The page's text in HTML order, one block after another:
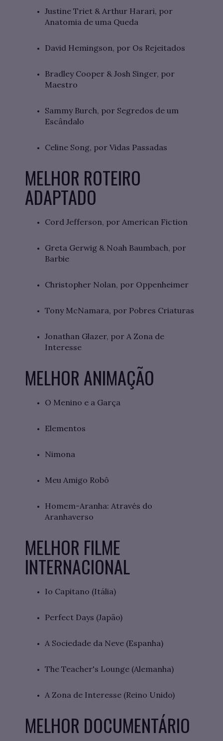
Justine Triet & Arthur Harari, por
Anatomia de uma Queda
David Hemingson, por Os Rejeitados
Bradley Cooper & Josh Singer, por
Maestro
Sammy Burch, por Segredos de um
Escândalo
Celine Song, por Vidas Passadas
MELHOR ROTEIRO
ADAPTADO
Cord Jefferson, por American Fiction
Greta Gerwig & Noah Baumbach, por
Barbie
Christopher Nolan, por Oppenheimer
Tony McNamara, por Pobres Criaturas
Jonathan Glazer, por A Zona de
Interesse
MELHOR ANIMAÇÃO
O Menino e a Garça
Elementos
Nimona
Meu Amigo Robô
Homem-Aranha: Através do
Aranhaverso
MELHOR FILME
INTERNACIONAL
Io Capitano (Itália)
Perfect Days (Japão)
A Sociedade da Neve (Espanha)
The Teacher's Lounge (Alemanha)
A Zona de Interesse (Reino Unido)
MELHOR DOCUMENTÁRIO